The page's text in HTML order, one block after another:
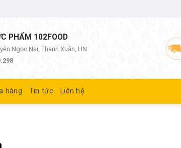
PHẨM 102FOOD
Ngọc Nại, Thanh Xuân, HN
hàng Tin tức Liên hệ